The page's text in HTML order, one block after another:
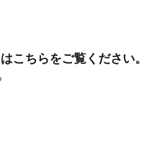
こちらをご覧ください。